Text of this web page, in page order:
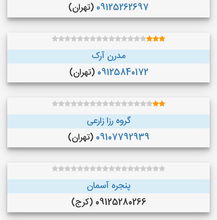
09125262697 (تهران)
مدرن آرک
09125840172 (تهران)
گروه رزا زارعی
09107792939 (تهران)
پنجره آسمان
09125280266 (کرج)